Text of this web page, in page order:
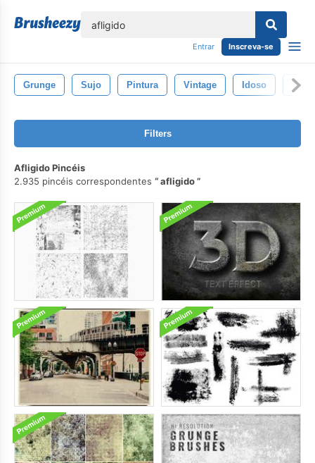
Entrar Inscreva-se
Grunge Sujo Pintura Vintage Idoso
Filters
Afligido Pincéis
2.935 pincéis correspondentes
afligido